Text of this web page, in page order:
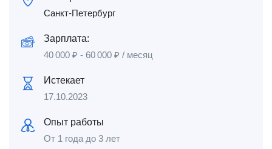
Санкт-Петербург
Зарплата:
40 000 ₽ - 60 000 ₽ / месяц
Истекает
17.10.2023
Опыт работы
От 1 года до 3 лет